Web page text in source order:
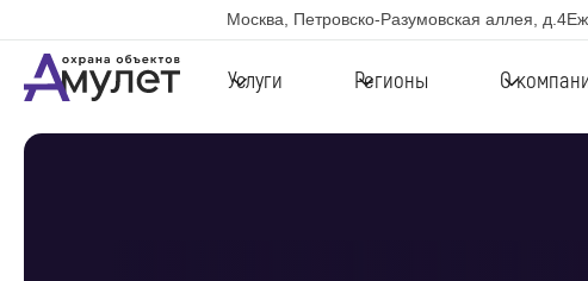
Москва, Петровско-Разумовская аллея, д.4
Услуги Регионы О